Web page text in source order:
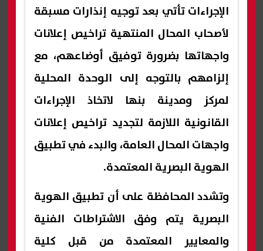
الإجراءات تأتي بعد توجيه إنذارات مسبقة
لأصحاب المحال المنتهية تراخيص إعلانات
واجهاتها بضرورة توفيق أوضاعهم، مع
إلزامهم بالتوجه إلى الوحدة المحلية
لمركز ومدينة بنها لاتخاذ الإجراءات
القانونية اللازمة لتجديد تراخيص إعلانات
واجهات المحال العامة، والبدء في تطبيق
الهوية البصرية المعتمدة.
وتشدد المحافظة على أن تطبيق الهوية
البصرية يتم وفق الاشتراطات الفنية
والمعايير المعتمدة من قبل كلية